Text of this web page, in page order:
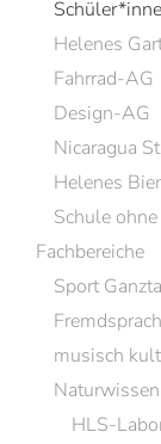
Helenes
Fahrrad-AG
Design-AG
Nicaragua
Helenes
Schule
Fachbereiche
Sport
musisch
HLS-